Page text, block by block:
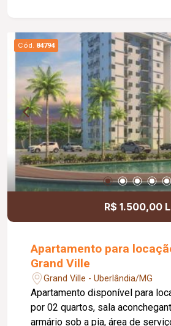
piso em cerâmica, garantindo
Uma excelente opção para
segurança e espaços amplos
Cód. 84794
R$ 1.500,00 L
Apartamento para
Grand Ville
Grand Ville - Uberlândia/MG
Apartamento disponível para
por 02 quartos, sala
armário sob a pia, área de